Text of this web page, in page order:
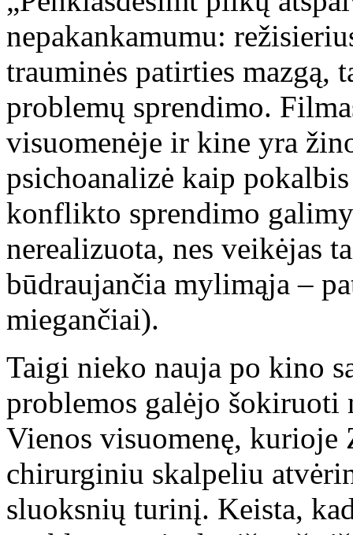
nepakankamumu:
trauminės patirties mazgą,
problemų sprendimo.
visuomenėje ir kine yra
psichoanalizė kaip
konflikto sprendimo
nerealizuota, nes veikėjas
būdraujančia mylimąja –
miegančiai).
Taigi nieko nauja po kino
problemos galėjo šokiruoti
Vienos visuomenę, kurioje
chirurginiu skalpeliu
sluoksnių turinį. Keista,